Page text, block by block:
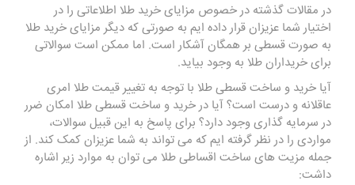
در مقالات گذشته در خصوص مزایای خرید طلا اطلاعاتی را در
اختیار شما عزیزان قرار داده ایم به صورتی که دیگر مزایای خرید طلا
به صورت قسطی بر همگان آشکار است. اما ممکن است سوالاتی
برای خریداران طلا به وجود بیاید.
آیا خرید و ساخت قسطی طلا با توجه به تغییر قیمت طلا امری
عاقلانه و درست است؟ آیا در خرید و ساخت قسطی طلا امکان ضرر
در سرمایه گذاری وجود دارد؟ برای پاسخ به این قبیل سوالات،
مواردی را در نظر گرفته ایم که می تواند به شما عزیزان کمک کند. از
جمله مزیت‌ های ساخت اقساطی طلا می توان به موارد زیر اشاره
داشت: